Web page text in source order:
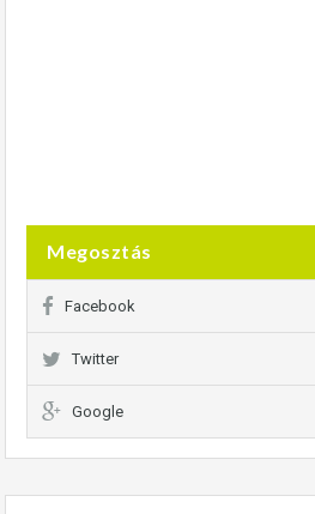
Megosztás
Facebook
Twitter
Google